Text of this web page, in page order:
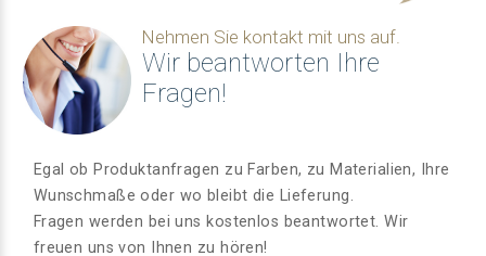
Nehmen Sie kontakt mit uns auf.
Wir beantworten Ihre
Fragen!
Egal ob Produktanfragen zu Farben, zu Materialien, Ihre
Wunschmaße oder wo bleibt die Lieferung.
Fragen werden bei uns kostenlos beantwortet. Wir
freuen uns von Ihnen zu hören!